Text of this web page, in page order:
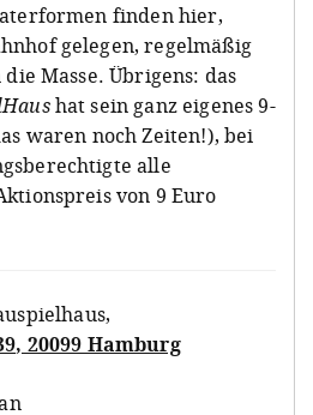
finden hier,
gelegen, regelmäßig
Masse. Übrigens: das
hat sein ganz eigenes 9-
waren noch Zeiten!), bei
alle
von 9 Euro
,
20099 Hamburg